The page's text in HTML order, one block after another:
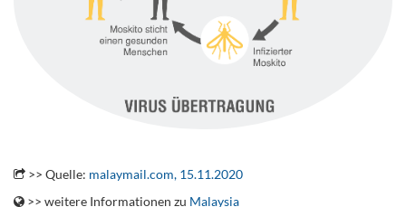
>> Quelle: malaymail.com, 15.11.2020
>> weitere Informationen zu Malaysia